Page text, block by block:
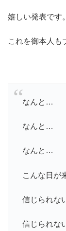
嬉しい発表です。
これを御本人も
なんと…
なんと…
なんと…
こんな日が
信じられな
信じられな